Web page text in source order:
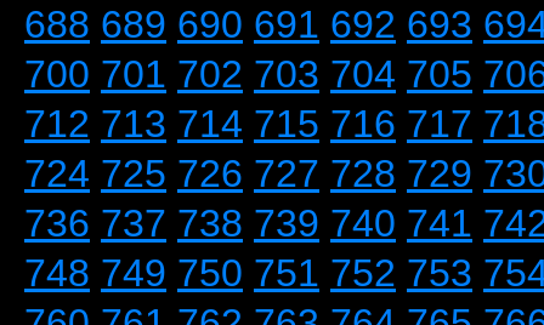
688 689 690 691 692 693
700 701 702 703 704 705
712 713 714 715 716 717
724 725 726 727 728 729
736 737 738 739 740 741
748 749 750 751 752 753